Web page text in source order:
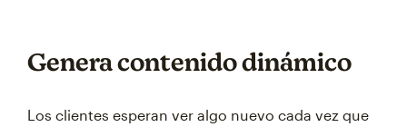
Genera contenido dinámico
Los clientes esperan ver algo nuevo cada vez que